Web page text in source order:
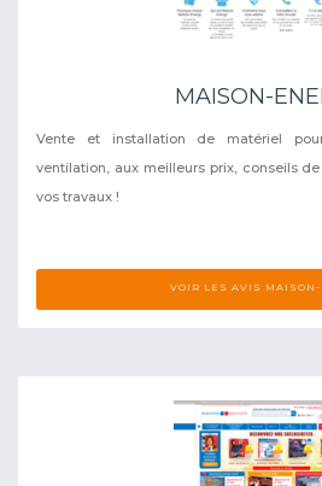
MAISON-
Vente et installation de matériel
ventilation, aux meilleurs prix, conseils
vos travaux !
VOIR LES AVIS MAISON-